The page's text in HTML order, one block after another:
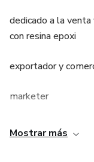
dedicado a la
con resina epoxi
exportador y
marketer
Mostrar más